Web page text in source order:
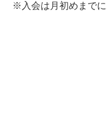
※入会は月初めまでに